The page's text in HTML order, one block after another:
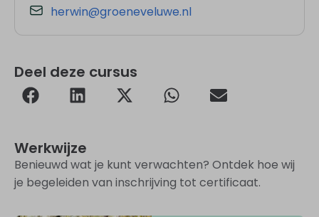
herwin@groeneveluwe.nl
Deel deze cursus
Werkwijze
Benieuwd wat je kunt verwachten? Ontdek hoe wij
je begeleiden van inschrijving tot certificaat.